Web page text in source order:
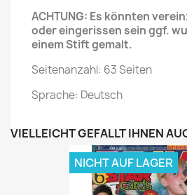
ACHTUNG: Es könnten
oder eingerissen sein ggf.
einem Stift gemalt.
Seitenanzahl: 63 Seiten
Sprache: Deutsch
VIELLEICHT GEFÄLLT IHNEN
NICHT AUF LAGER